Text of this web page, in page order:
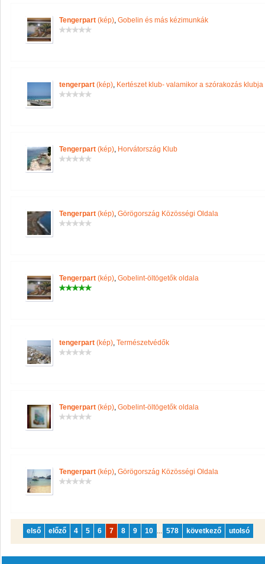
Tengerpart (kép), Gobelin és más kézimunkák
tengerpart (kép), Kertészet klub- valamikor a szórakozás klubja
Tengerpart (kép), Horvátország Klub
Tengerpart (kép), Görögország Közösségi Oldala
Tengerpart (kép), Gobelint-öltögetők oldala
tengerpart (kép), Természetvédők
Tengerpart (kép), Gobelint-öltögetők oldala
Tengerpart (kép), Görögország Közösségi Oldala
első előző 4 5 6 7 8 9 10 ... 578 következő utolsó